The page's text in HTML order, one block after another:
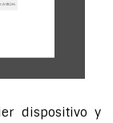
dispositivo y